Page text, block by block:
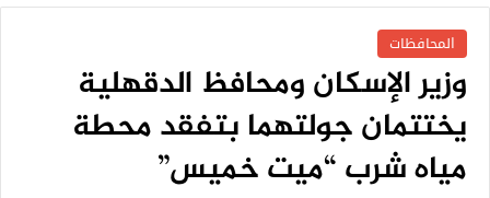
المحافظات
وزير الإسكان ومحافظ الدقهلية
يختتمان جولتهما بتفقد محطة
مياه شرب “ميت خميس”